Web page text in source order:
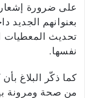
على ضرورة
بعنوانهم الجديد
تحديث المعطيات
نفسها.
كما ذكّر البلاغ
من صحة ومرونة